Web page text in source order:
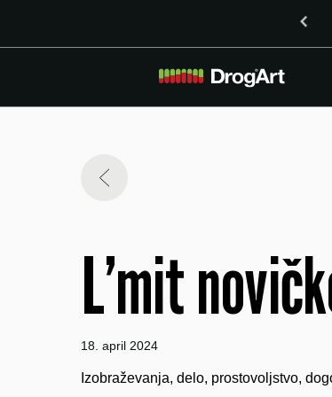
L’mit
18. april 2024
Izobraževanja, delo, prostovoljstvo,